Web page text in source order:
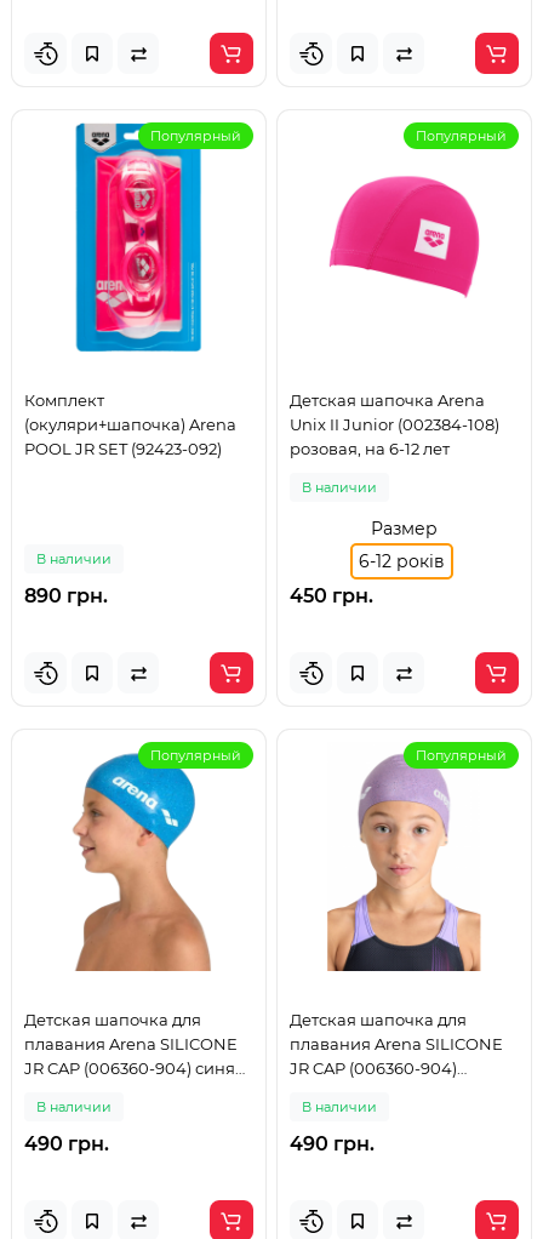
Популярный
Комплект
(окуляри+шапочка) Arena
POOL JR SET (92423-092)
В наличии
890 грн.
Популярный
Детская шапочка Arena
Unix II Junior (002384-108)
розовая, на 6-12 лет
В наличии
Размер
6-12 років
450 грн.
Популярный
Детская шапочка для
плавания Arena SILICONE
JR CAP (006360-904) синяя
В наличии
490 грн.
Популярный
Детская шапочка для
плавания Arena SILICONE
JR CAP (006360-904)
В наличии
490 грн.